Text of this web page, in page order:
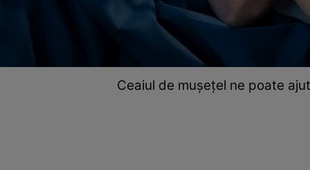
Ceaiul de mușețel ne poate